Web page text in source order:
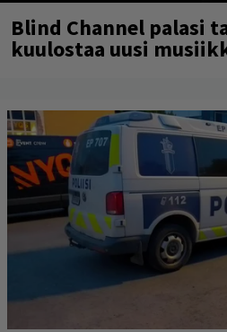
Blind Channel palasi
kuulostaa uusi